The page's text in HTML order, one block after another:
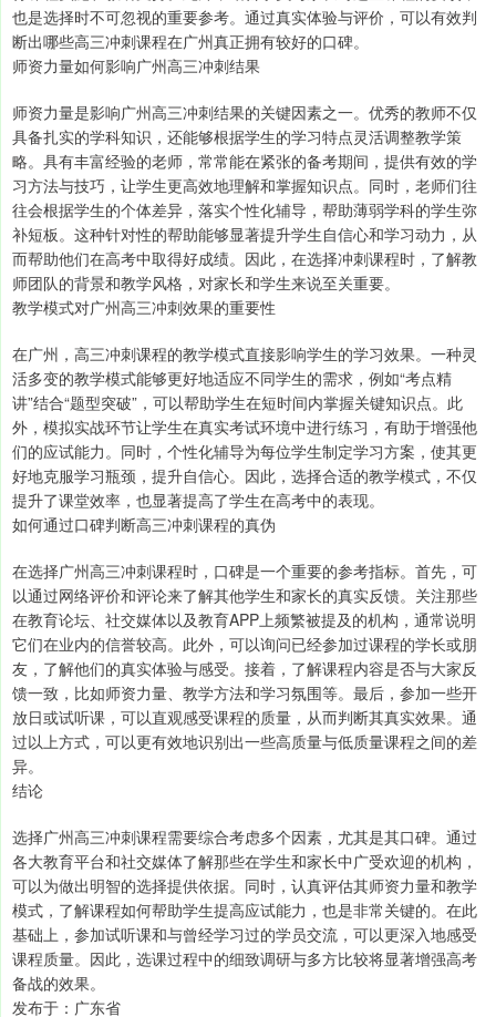
也是选择时不可忽视的重要参考。通过真实体验与评价，可以有效判
断出哪些高三冲刺课程在广州真正拥有较好的口碑。
师资力量如何影响广州高三冲刺结果
师资力量是影响广州高三冲刺结果的关键因素之一。优秀的教师不仅
具备扎实的学科知识，还能够根据学生的学习特点灵活调整教学策
略。具有丰富经验的老师，常常能在紧张的备考期间，提供有效的学
习方法与技巧，让学生更高效地理解和掌握知识点。同时，老师们往
往会根据学生的个体差异，落实个性化辅导，帮助薄弱学科的学生弥
补短板。这种针对性的帮助能够显著提升学生自信心和学习动力，从
而帮助他们在高考中取得好成绩。因此，在选择冲刺课程时，了解教
师团队的背景和教学风格，对家长和学生来说至关重要。
教学模式对广州高三冲刺效果的重要性
在广州，高三冲刺课程的教学模式直接影响学生的学习效果。一种灵
活多变的教学模式能够更好地适应不同学生的需求，例如“考点精
讲”结合“题型突破”，可以帮助学生在短时间内掌握关键知识点。此
外，模拟实战环节让学生在真实考试环境中进行练习，有助于增强他
们的应试能力。同时，个性化辅导为每位学生制定学习方案，使其更
好地克服学习瓶颈，提升自信心。因此，选择合适的教学模式，不仅
提升了课堂效率，也显著提高了学生在高考中的表现。
如何通过口碑判断高三冲刺课程的真伪
在选择广州高三冲刺课程时，口碑是一个重要的参考指标。首先，可
以通过网络评价和评论来了解其他学生和家长的真实反馈。关注那些
在教育论坛、社交媒体以及教育APP上频繁被提及的机构，通常说明
它们在业内的信誉较高。此外，可以询问已经参加过课程的学长或朋
友，了解他们的真实体验与感受。接着，了解课程内容是否与大家反
馈一致，比如师资力量、教学方法和学习氛围等。最后，参加一些开
放日或试听课，可以直观感受课程的质量，从而判断其真实效果。通
过以上方式，可以更有效地识别出一些高质量与低质量课程之间的差
异。
结论
选择广州高三冲刺课程需要综合考虑多个因素，尤其是其口碑。通过
各大教育平台和社交媒体了解那些在学生和家长中广受欢迎的机构，
可以为做出明智的选择提供依据。同时，认真评估其师资力量和教学
模式，了解课程如何帮助学生提高应试能力，也是非常关键的。在此
基础上，参加试听课和与曾经学习过的学员交流，可以更深入地感受
课程质量。因此，选课过程中的细致调研与多方比较将显著增强高考
备战的效果。
发布于：广东省